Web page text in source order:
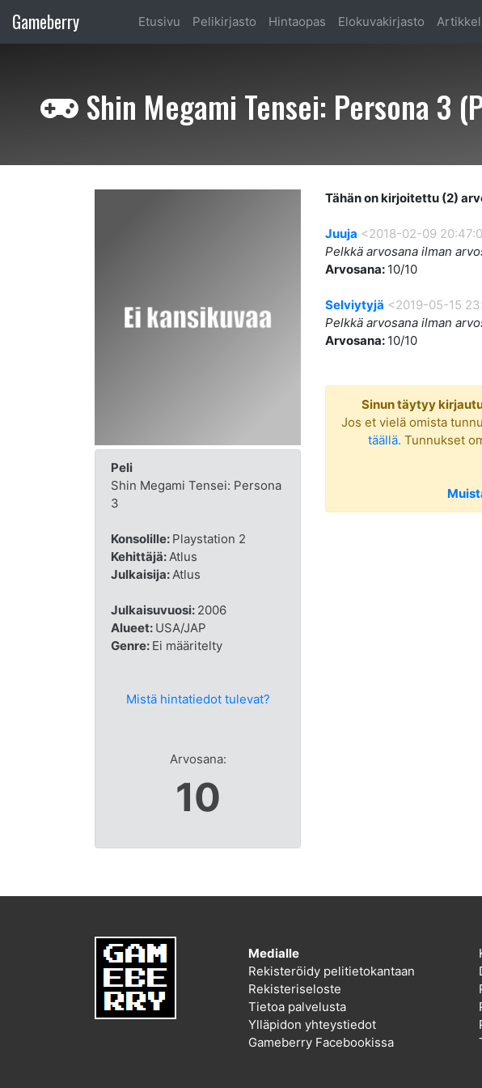
Gameberry Etusivu Pelikirjasto Hintaopas Elokuvakirjasto
Shin Megami Tensei: Persona 3
Peli
Shin Megami Tensei: Persona
3
Konsolille: Playstation 2
Kehittäjä:Atlus
Julkaisija:Atlus
Julkaisuvuosi: 2006
Alueet: USA/JAP
Genre: Ei määritelty
Mistä hintatiedot tulevat?
Arvosana:
10
Tähän on kirjoitettu (2)
Juuja <2018-02-09
Pelkkä arvosana ilman
Arvosana: 10/10
Selviytyjä <2019-05-15
Pelkkä arvosana ilman
Arvosana: 10/10
Sinun täytyy
Jos et vielä omista
täällä. Tunnukset
Medialle
Rekisteröidy pelitietokantaan
Rekisteriseloste
Tietoa palvelusta
Ylläpidon yhteystiedot
Gameberry Facebookissa